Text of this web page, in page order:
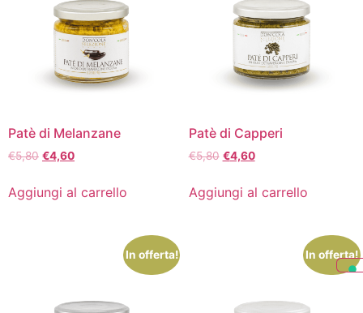
Patè di Melanzane
€5,80 €4,60
Aggiungi al carrello
Patè di Capperi
€5,80 €4,60
Aggiungi al carrello
In offerta! In offerta!